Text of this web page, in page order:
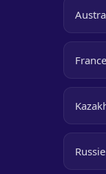
France
Russie